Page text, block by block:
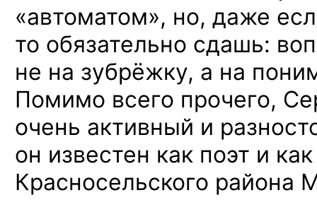
«автоматом», но, даже
то обязательно сдашь:
не на зубрёжку, а на
Помимо всего прочего,
очень активный и
он известен как поэт и
Красносельского района